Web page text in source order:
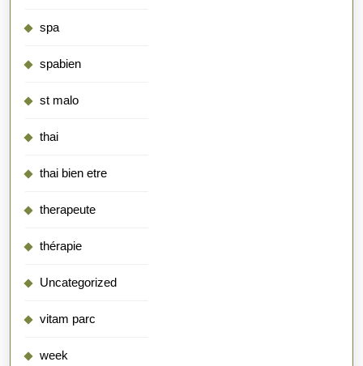
spa
spabien
st malo
thai
thai bien etre
therapeute
thérapie
Uncategorized
vitam parc
week